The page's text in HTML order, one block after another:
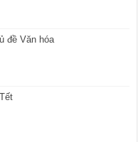
đề Văn hóa